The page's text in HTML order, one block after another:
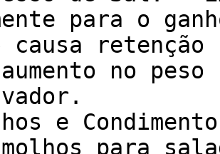
para o
causa
no
e
para